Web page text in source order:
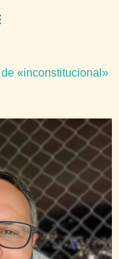
«inconstitucional»